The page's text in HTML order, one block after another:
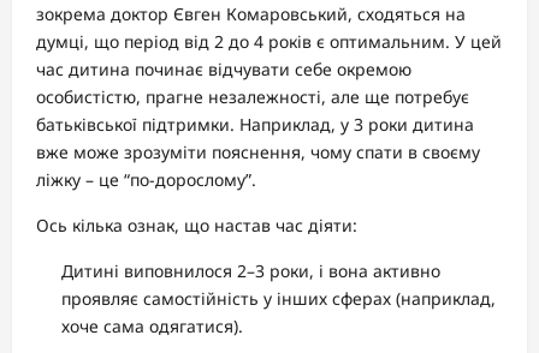
зокрема доктор Євген Комаровський, сходяться на
думці, що період від 2 до 4 років є оптимальним. У цей
час дитина починає відчувати себе окремою
особистістю, прагне незалежності, але ще потребує
батьківської підтримки. Наприклад, у 3 роки дитина
вже може зрозуміти пояснення, чому спати в своєму
ліжку – це “по-дорослому”.
Ось кілька ознак, що настав час діяти:
Дитині виповнилося 2–3 роки, і вона активно
проявляє самостійність у інших сферах (наприклад,
хоче сама одягатися).